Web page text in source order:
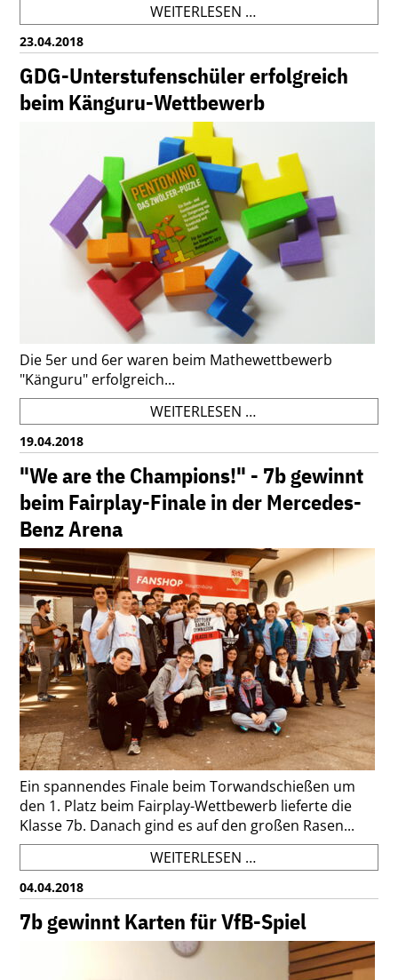
WEITERLESEN …"DAS
FEST
-
MAINACHT
AM
GDG
23.04.2018
GDG-Unterstufenschüler erfolgreich
beim Känguru-Wettbewerb
Die 5er und 6er waren beim Mathewettbewerb
"Känguru" erfolgreich...
WEITERLESEN …GDG-
ERFOLGREICH
BEIM
KÄNGURU-
WETTBEWERB
19.04.2018
"We are the Champions!" - 7b gewinnt
beim Fairplay-Finale in der Mercedes-
Benz Arena
Ein spannendes Finale beim Torwandschießen um
den 1. Platz beim Fairplay-Wettbewerb lieferte die
Klasse 7b. Danach gind es auf den großen Rasen...
WEITERLESEN …"WE
ARE
THE
CHAMPIONS!"
GEWINNT
04.04.2018
7b gewinnt Karten für VfB-Spiel